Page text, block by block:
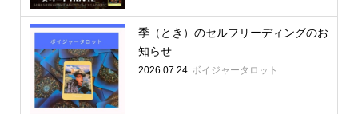
季（とき）のセルフリーディングのお
知らせ
2026.07.24 ボイジャータロット